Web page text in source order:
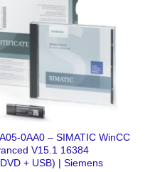
0AA0 – SIMATIC WinCC
V15.1 16384
+ USB) | Siemens